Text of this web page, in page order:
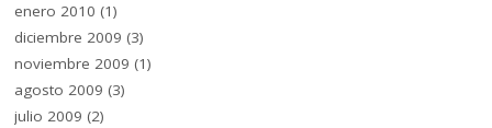
enero 2010 (1)
diciembre 2009 (3)
noviembre 2009 (1)
agosto 2009 (3)
julio 2009 (2)